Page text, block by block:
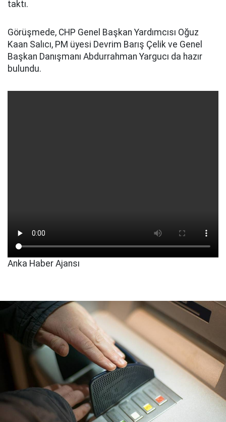
taktı.
Görüşmede, CHP Genel Başkan Yardımcısı Oğuz
Kaan Salıcı, PM üyesi Devrim Barış Çelik ve Genel
Başkan Danışmanı Abdurrahman Yargucı da hazır
bulundu.
Anka Haber Ajansı